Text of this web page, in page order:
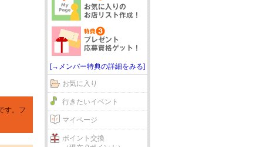
す。フ
[→メンバー特典の詳細をみる]
お気に入り
行きたいイベント
マイページ
ポイント交換